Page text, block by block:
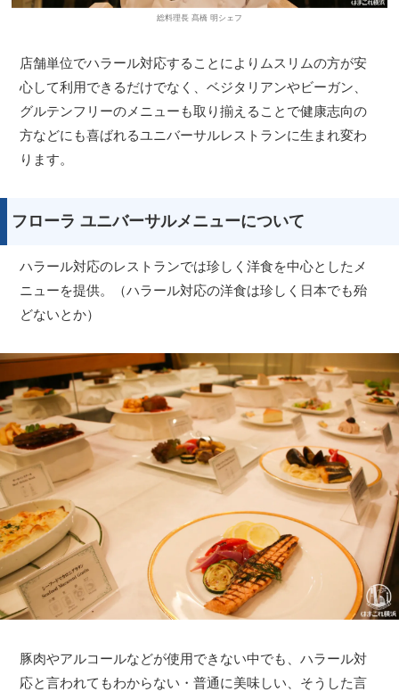
総料理長 髙橋 明シェフ
店舗単位でハラール対応することによりムスリムの方が安
心して利用できるだけでなく、ベジタリアンやビーガン、
グルテンフリーのメニューも取り揃えることで健康志向の
方などにも喜ばれるユニバーサルレストランに生まれ変わ
ります。
フローラ ユニバーサルメニューについて
ハラール対応のレストランでは珍しく洋食を中心としたメ
ニューを提供。（ハラール対応の洋食は珍しく日本でも殆
どないとか）
豚肉やアルコールなどが使用できない中でも、ハラール対
応と言われてもわからない・普通に美味しい、そうした言